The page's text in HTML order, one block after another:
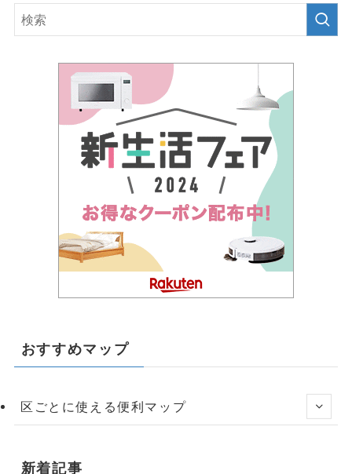
おすすめマップ
区ごとに使える便利マップ
新着記事